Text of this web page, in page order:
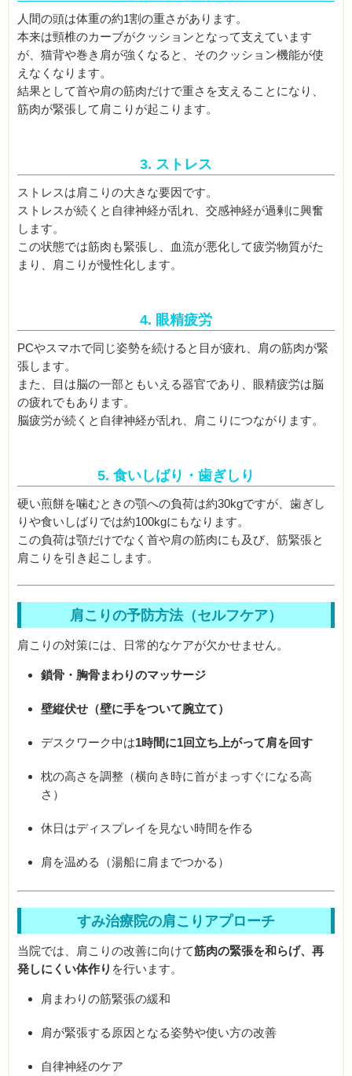
人間の頭は体重の約1割の重さがあります。
本来は頸椎のカーブがクッションとなって支えています
が、猫背や巻き肩が強くなると、そのクッション機能が使
えなくなります。
結果として首や肩の筋肉だけで重さを支えることになり、
筋肉が緊張して肩こりが起こります。
3. ストレス
ストレスは肩こりの大きな要因です。
ストレスが続くと自律神経が乱れ、交感神経が過剰に興奮
します。
この状態では筋肉も緊張し、血流が悪化して疲労物質がた
まり、肩こりが慢性化します。
4. 眼精疲労
PCやスマホで同じ姿勢を続けると目が疲れ、肩の筋肉が緊
張します。
また、目は脳の一部ともいえる器官であり、眼精疲労は脳
の疲れでもあります。
脳疲労が続くと自律神経が乱れ、肩こりにつながります。
5. 食いしばり・歯ぎしり
硬い煎餅を噛むときの顎への負荷は約30kgですが、歯ぎし
りや食いしばりでは約100kgにもなります。
この負荷は顎だけでなく首や肩の筋肉にも及び、筋緊張と
肩こりを引き起こします。
肩こりの予防方法（セルフケア）
肩こりの対策には、日常的なケアが欠かせません。
鎖骨・胸骨まわりのマッサージ
壁縦伏せ（壁に手をついて腕立て）
デスクワーク中は1時間に1回立ち上がって肩を回す
枕の高さを調整（横向き時に首がまっすぐになる高
さ）
休日はディスプレイを見ない時間を作る
肩を温める（湯船に肩までつかる）
すみ治療院の肩こりアプローチ
当院では、肩こりの改善に向けて筋肉の緊張を和らげ、再
発しにくい体作り を行います。
肩まわりの筋緊張の緩和
肩が緊張する原因となる姿勢や使い方の改善
自律神経のケア